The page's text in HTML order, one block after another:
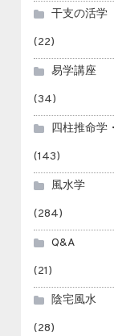
干支の活学
(22)
易学講座
(34)
四柱推命学
(143)
風水学
(284)
Q&A
(21)
陰宅風水
(28)